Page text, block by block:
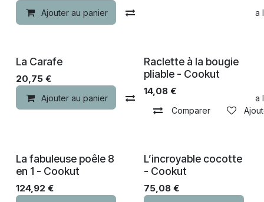
Ajouter au panier Ajouter à
La Carafe
20,75 €
Ajouter au panier Comparer Ajouter à
Raclette à la bougie
pliable - Cookut
14,08€
Comparer
La fabuleuse poêle 8
en 1 - Cookut
124,92 €
L’incroyable cocotte
- Cookut
75,08€